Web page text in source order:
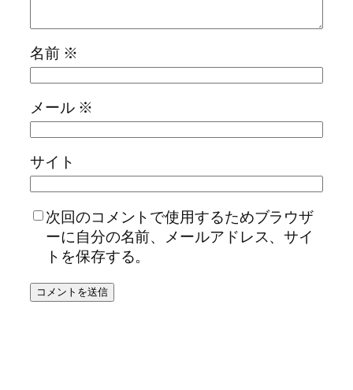
名前 ※
メール ※
サイト
次回のコメントで使用するためブラウザ
ーに自分の名前、メールアドレス、サイ
トを保存する。